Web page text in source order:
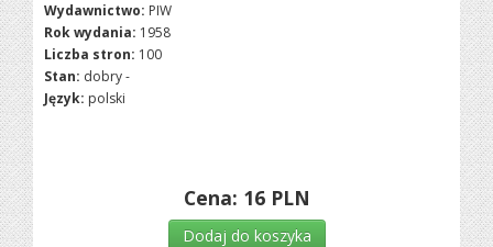
Wydawnictwo: PIW
Rok wydania: 1958
Liczba stron: 100
Stan: dobry -
Język: polski
Cena: 16 PLN
Dodaj do koszyka